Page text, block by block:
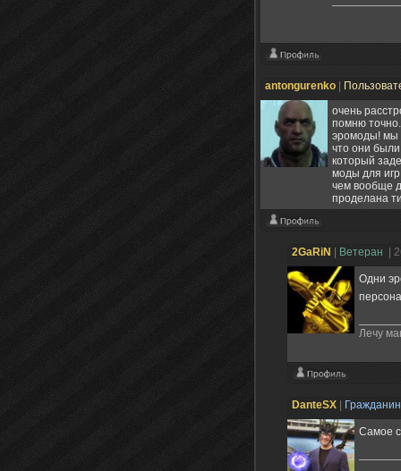
antongurenko
очень
помню
эромоды! мы
что они
который
моды для
чем вообще
проделана
2GaRiN Ветеран |
Одни
Лечу
DanteSX
Самое